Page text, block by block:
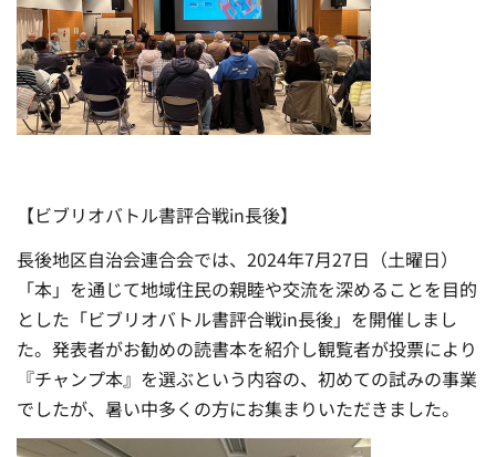
【ビブリオバトル書評合戦in長後】
長後地区自治会連合会では、2024年7月27日（土曜日）
「本」を通じて地域住民の親睦や交流を深めることを目的
とした「ビブリオバトル書評合戦in長後」を開催しまし
た。発表者がお勧めの読書本を紹介し観覧者が投票により
『チャンプ本』を選ぶという内容の、初めての試みの事業
でしたが、暑い中多くの方にお集まりいただきました。